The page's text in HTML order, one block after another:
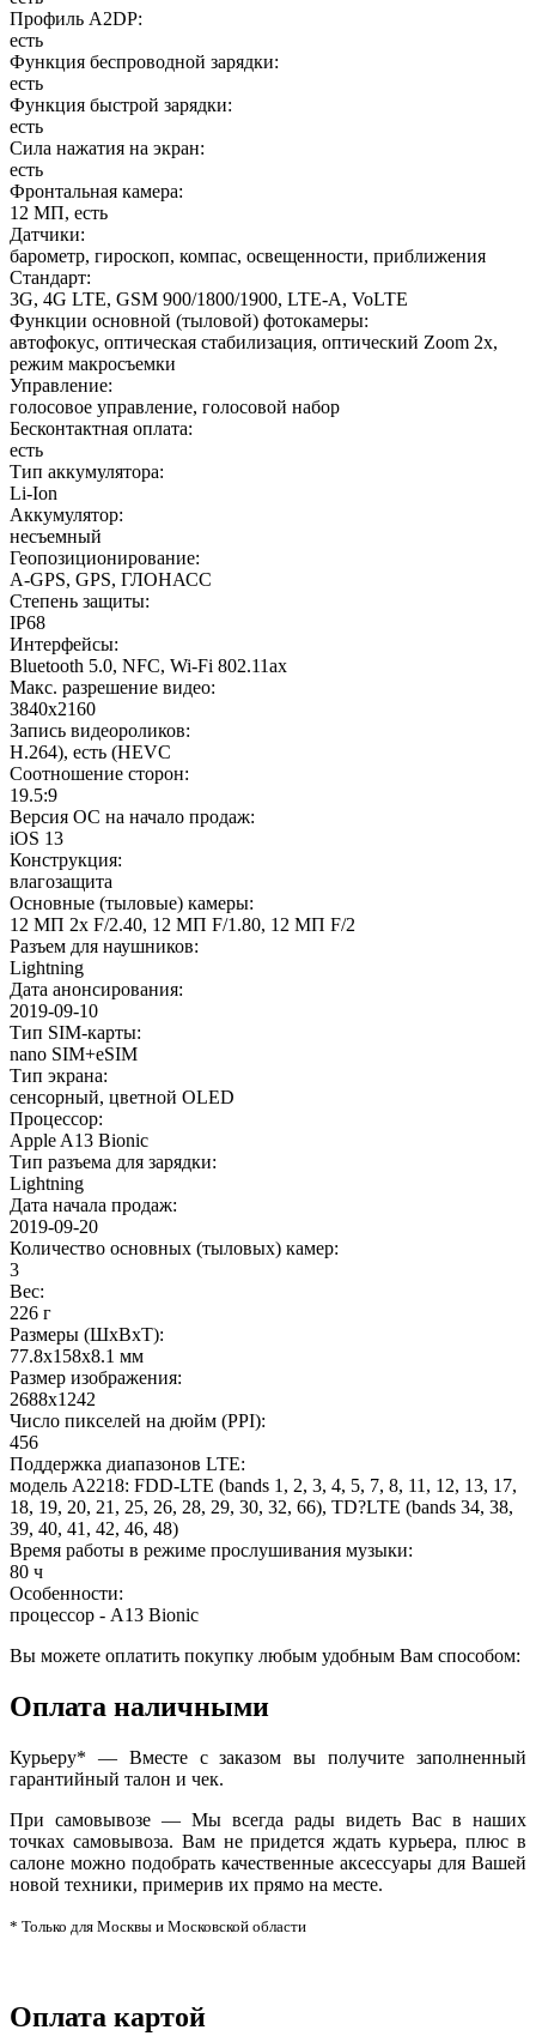
Профиль A2DP:
есть
Функция беспроводной зарядки:
есть
Функция быстрой зарядки:
есть
Сила нажатия на экран:
есть
Фронтальная камера:
12 МП, есть
Датчики:
барометр, гироскоп, компас, освещенности, приближения
Стандарт:
3G, 4G LTE, GSM 900/1800/1900, LTE-A, VoLTE
Функции основной (тыловой) фотокамеры:
автофокус, оптическая стабилизация, оптический Zoom 2x,
режим макросъемки
Управление:
голосовое управление, голосовой набор
Бесконтактная оплата:
есть
Тип аккумулятора:
Li-Ion
Аккумулятор:
несъемный
Геопозиционирование:
A-GPS, GPS, ГЛОНАСС
Степень защиты:
IP68
Интерфейсы:
Bluetooth 5.0, NFC, Wi-Fi 802.11ax
Макс. разрешение видео:
3840x2160
Запись видеороликов:
H.264), есть (HEVC
Соотношение сторон:
19.5:9
Версия ОС на начало продаж:
iOS 13
Конструкция:
влагозащита
Основные (тыловые) камеры:
12 МП 2x F/2.40, 12 МП F/1.80, 12 МП F/2
Разъем для наушников:
Lightning
Дата анонсирования:
2019-09-10
Тип SIM-карты:
nano SIM+eSIM
Тип экрана:
сенсорный, цветной OLED
Процессор:
Apple A13 Bionic
Тип разъема для зарядки:
Lightning
Дата начала продаж:
2019-09-20
Количество основных (тыловых) камер:
3
Вес:
226 г
Размеры (ШxВxТ):
77.8x158x8.1 мм
Размер изображения:
2688x1242
Число пикселей на дюйм (PPI):
456
Поддержка диапазонов LTE:
модель A2218: FDD-LTE (bands 1, 2, 3, 4, 5, 7, 8, 11, 12, 13, 17,
18, 19, 20, 21, 25, 26, 28, 29, 30, 32, 66), TD?LTE (bands 34, 38,
39, 40, 41, 42, 46, 48)
Время работы в режиме прослушивания музыки:
80 ч
Особенности:
процессор - A13 Bionic
Вы можете оплатить покупку любым удобным Вам способом:
Оплата наличными
Курьеру* — Вместе с заказом вы получите заполненный
гарантийный талон и чек.
При самовывозе — Мы всегда рады видеть Вас в наших
точках самовывоза. Вам не придется ждать курьера, плюс в
салоне можно подобрать качественные аксессуары для Вашей
новой техники, примерив их прямо на месте.
* Только для Москвы и Московской области
Оплата картой